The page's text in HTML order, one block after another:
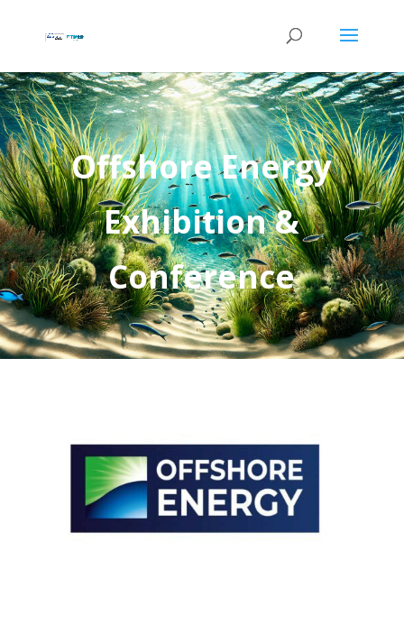
Offshore Energy
Exhibition &
Conference